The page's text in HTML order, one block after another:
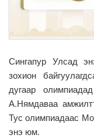
Сингапур Улсад
зохион
дугаар
А.Нямдаваа
Тус олимпиадаас
энэ юм.